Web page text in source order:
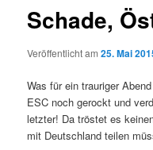
Schade,
Veröffentlicht am25. Mai
Was für ein trauriger
ESC noch gerockt und
letzter! Da tröstet es
mit Deutschland teilen